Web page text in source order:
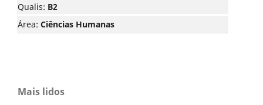
Qualis: B2
Área: Ciências Humanas
Mais lidos